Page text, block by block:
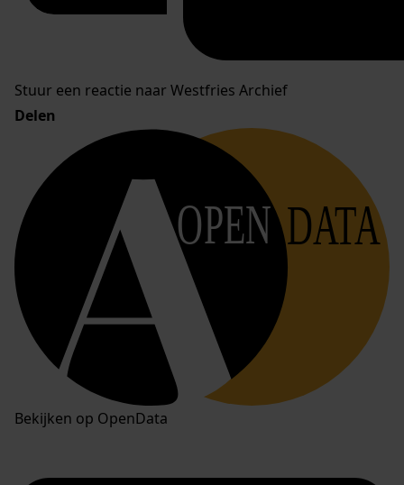
Stuur een reactie naar Westfries Archief
Delen
OPEN DATA
Bekijken op OpenData